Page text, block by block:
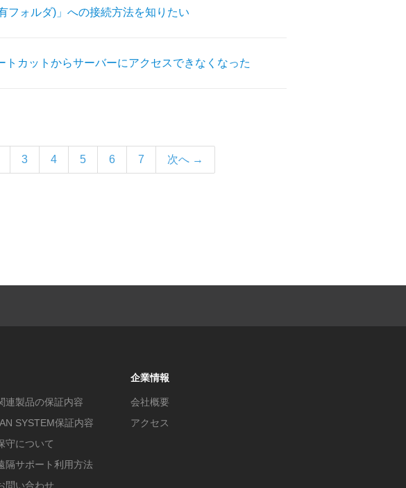
フォルダ)」への接続方法を知りたい
カットからサーバーにアクセスできなくなった
3 4 5 6 7 次へ →
連製品の保証内容
SYSTEM保証内容
守について
隔サポート利用方法
問い合わせ
企業情報
会社概要
アクセス